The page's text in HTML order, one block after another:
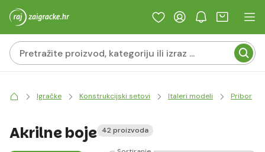
Igračke Konstrukcijski setovi Italeri modeli Pribor
Akrilne boje 42 proizvoda